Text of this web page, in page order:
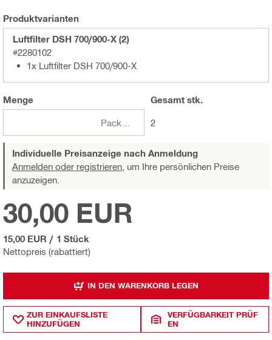
Produktvarianten
Luftfilter DSH 700/900-X (2)
#2280102
1x Luftfilter DSH 700/900-X
Menge
Packungen
Gesamtstk.
2
Individuelle Preisanzeige nach Anmeldung
Anmelden oder registrieren, um Ihre persönlichen Preise
anzuzeigen.
Nettopreis (rabattiert)
30,00 EUR
15,00 EUR / 1 Stück
IN DEN WARENKORB LEGEN
ZUR EINKAUFSLISTE
HINZUFÜGEN
VERFÜGBARKEIT PRÜF
EN